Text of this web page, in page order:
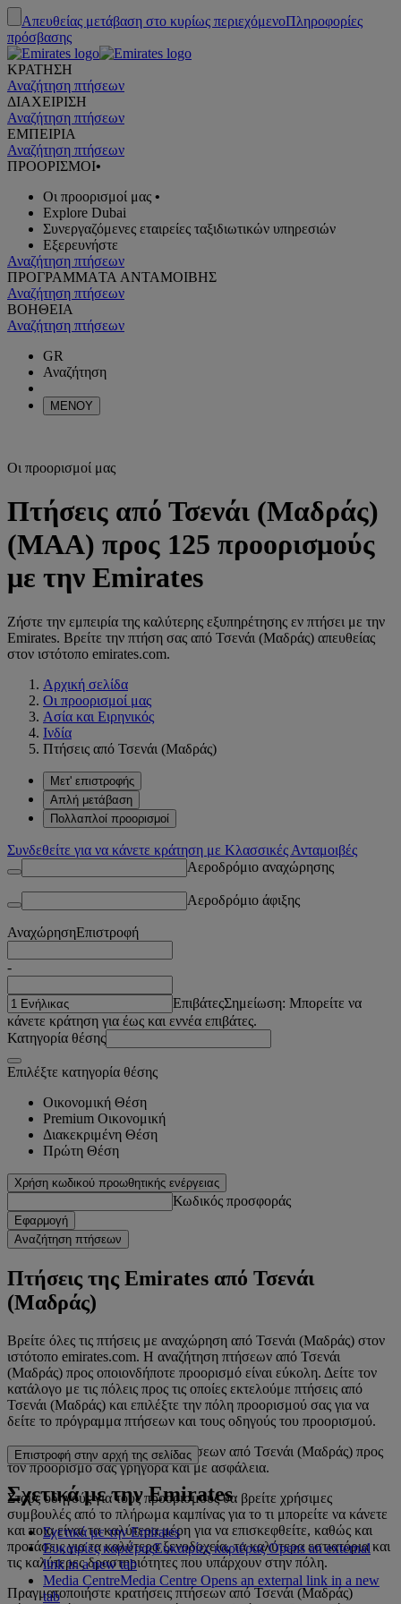
Απευθείας μετάβαση στο κυρίως περιεχόμενοΠληροφορίες
πρόσβασης
ΚΡΑΤΗΣΗ
Αναζήτηση πτήσεων
ΔΙΑΧΕΙΡΙΣΗ
Αναζήτηση πτήσεων
ΕΜΠΕΙΡΙΑ
Αναζήτηση πτήσεων
ΠΡΟΟΡΙΣΜΟΙ•
Οι προορισμοί μας •
Explore Dubai
Συνεργαζόμενες εταιρείες ταξιδιωτικών υπηρεσιών
Εξερευνήστε
Αναζήτηση πτήσεων
ΠΡΟΓΡΑΜΜΑTA ΑΝΤΑΜΟΙΒΗΣ
Αναζήτηση πτήσεων
ΒΟΗΘΕΙΑ
Αναζήτηση πτήσεων
GR
Αναζήτηση
ΜΕΝΟΥ
Οι προορισμοί μας
Πτήσεις από Τσενάι (Μαδράς)
(MAA) προς 125 προορισμούς
με την Emirates
Ζήστε την εμπειρία της καλύτερης εξυπηρέτησης εν πτήσει με την
Emirates. Βρείτε την πτήση σας από Τσενάι (Μαδράς) απευθείας
στον ιστότοπο emirates.com.
Αρχική σελίδα
Οι προορισμοί μας
Ασία και Ειρηνικός
Ινδία
Πτήσεις από Τσενάι (Μαδράς)
Μετ' επιστροφής
Απλή μετάβαση
Πολλαπλοί προορισμοί
Συνδεθείτε για να κάνετε κράτηση με Κλασσικές Ανταμοιβές
Αεροδρόμιο αναχώρησης
Αεροδρόμιο άφιξης
ΑναχώρησηΕπιστροφή
-
ΕπιβάτεςΣημείωση: Μπορείτε να
κάνετε κράτηση για έως και εννέα επιβάτες.
Κατηγορία θέσης
Επιλέξτε κατηγορία θέσης
Οικονομική Θέση
Premium Οικονομική
Διακεκριμένη Θέση
Πρώτη Θέση
Χρήση κωδικού προωθητικής ενέργειας
Κωδικός προσφοράς
Εφαρμογή
Αναζήτηση πτήσεων
Πτήσεις της Emirates από Τσενάι
(Μαδράς)
Βρείτε όλες τις πτήσεις με αναχώρηση από Τσενάι (Μαδράς) στον
ιστότοπο emirates.com. Η αναζήτηση πτήσεων από Τσενάι
(Μαδράς) προς οποιονδήποτε προορισμό είναι εύκολη. Δείτε τον
κατάλογο με τις πόλεις προς τις οποίες εκτελούμε πτήσεις από
Τσενάι (Μαδράς) και επιλέξτε την πόλη προορισμού σας για να
δείτε το πρόγραμμα πτήσεων και τους οδηγούς του προορισμού.
Πραγματοποιήστε κρατήσεις πτήσεων από Τσενάι (Μαδράς) προς
τον προορισμό σας γρήγορα και με ασφάλεια.
Στους οδηγούς για τους προορισμούς θα βρείτε χρήσιμες
συμβουλές από το πλήρωμα καμπίνας για το τι μπορείτε να κάνετε
και ποια είναι τα καλύτερα μέρη για να επισκεφθείτε, καθώς και
προτάσεις για τα καλύτερα ξενοδοχεία, τα καλύτερα εστιατόρια και
τις καλύτερες δραστηριότητες που υπάρχουν στην πόλη.
Πραγματοποιήστε κρατήσεις πτήσεων από Τσενάι (Μαδράς)
Επιστροφή στην αρχή της σελίδας
Σχετικά με την Emirates
Σχετικά με την Emirates
Ευκαιρίες καριέραςΕυκαιρίες καριέρας Opens an external
link in a new tab
Media CentreMedia Centre Opens an external link in a new
tab